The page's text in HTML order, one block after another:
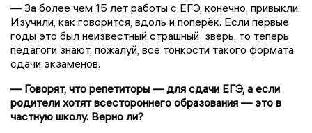
— За более чем 15 лет работы с ЕГЭ, конечно, привыкли.
Изучили, как говорится, вдоль и поперёк. Если первые
годы это был неизвестный страшный зверь, то теперь
педагоги знают, пожалуй, все тонкости такого формата
сдачи экзаменов.
— Говорят, что репетиторы — для сдачи ЕГЭ, а если
родители хотят всестороннего образования — это в
частную школу. Верно ли?